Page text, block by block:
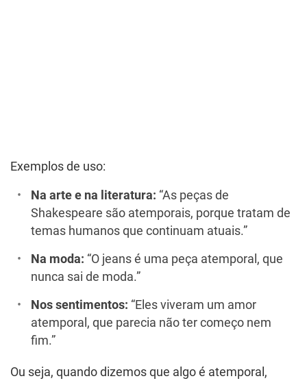
Exemplos de uso:
Na arte e na literatura: “As peças de
Shakespeare são atemporais, porque tratam de
temas humanos que continuam atuais.”
Na moda: “O jeans é uma peça atemporal, que
nunca sai de moda.”
Nos sentimentos: “Eles viveram um amor
atemporal, que parecia não ter começo nem
fim.”
Ou seja, quando dizemos que algo é atemporal,